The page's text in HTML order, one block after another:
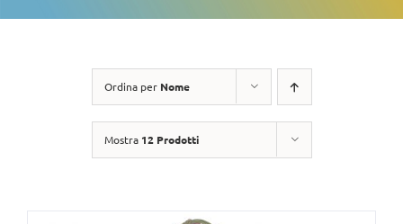
Ordina per Nome
Mostra 12 Prodotti